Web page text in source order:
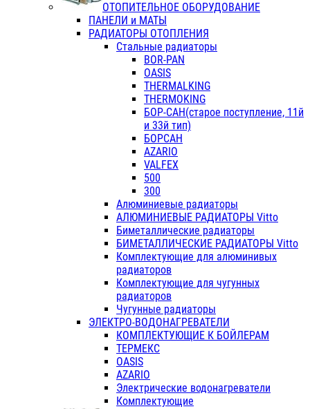
ОТОПИТЕЛЬНОЕ ОБОРУДОВАНИЕ
ПАНЕЛИ и МАТЫ
РАДИАТОРЫ ОТОПЛЕНИЯ
Стальные радиаторы
BOR-PAN
OASIS
THERMALKING
THERMOKING
БОР-САН(старое поступление, 11й
и 33й тип)
БОРСАН
AZARIO
VALFEX
500
300
Алюминиевые радиаторы
АЛЮМИНИЕВЫЕ РАДИАТОРЫ Vitto
Биметаллические радиаторы
БИМЕТАЛЛИЧЕСКИЕ РАДИАТОРЫ Vitto
Комплектующие для алюминивых
радиаторов
Комплектующие для чугунных
радиаторов
Чугунные радиаторы
ЭЛЕКТРО-ВОДОНАГРЕВАТЕЛИ
КОМПЛЕКТУЮЩИЕ К БОЙЛЕРАМ
ТЕРМЕКС
OASIS
AZARIO
Электрические водонагреватели
Комплектующие